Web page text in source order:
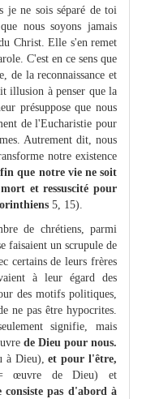
je ne sois séparé de toi
nous soyons jamais
Christ. Elle s'en remet
C'est en ce sens que
de la reconnaissance et
illusion à penser que la
présuppose que nous
de l'Eucharistie pour
Autrement dit, nous
notre existence
que notre vie ne soit
et ressuscité pour
5, 15).
de chrétiens, parmi
faisaient un scrupule de
certains de leurs frères
à leur égard des
des motifs politiques,
ne pas être hypocrites.
signifie, mais
de Dieu pour nous.
à Dieu),et pour l'être,
œuvre de Dieu) et
consiste pas d'abord à